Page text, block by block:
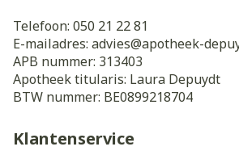
Telefoon: 050 21 22 81
E-mailadres: advies@apotheek-
APB nummer: 313403
Apotheek titularis: Laura Depuydt
BTW nummer: BE0899218704
Klantenservice